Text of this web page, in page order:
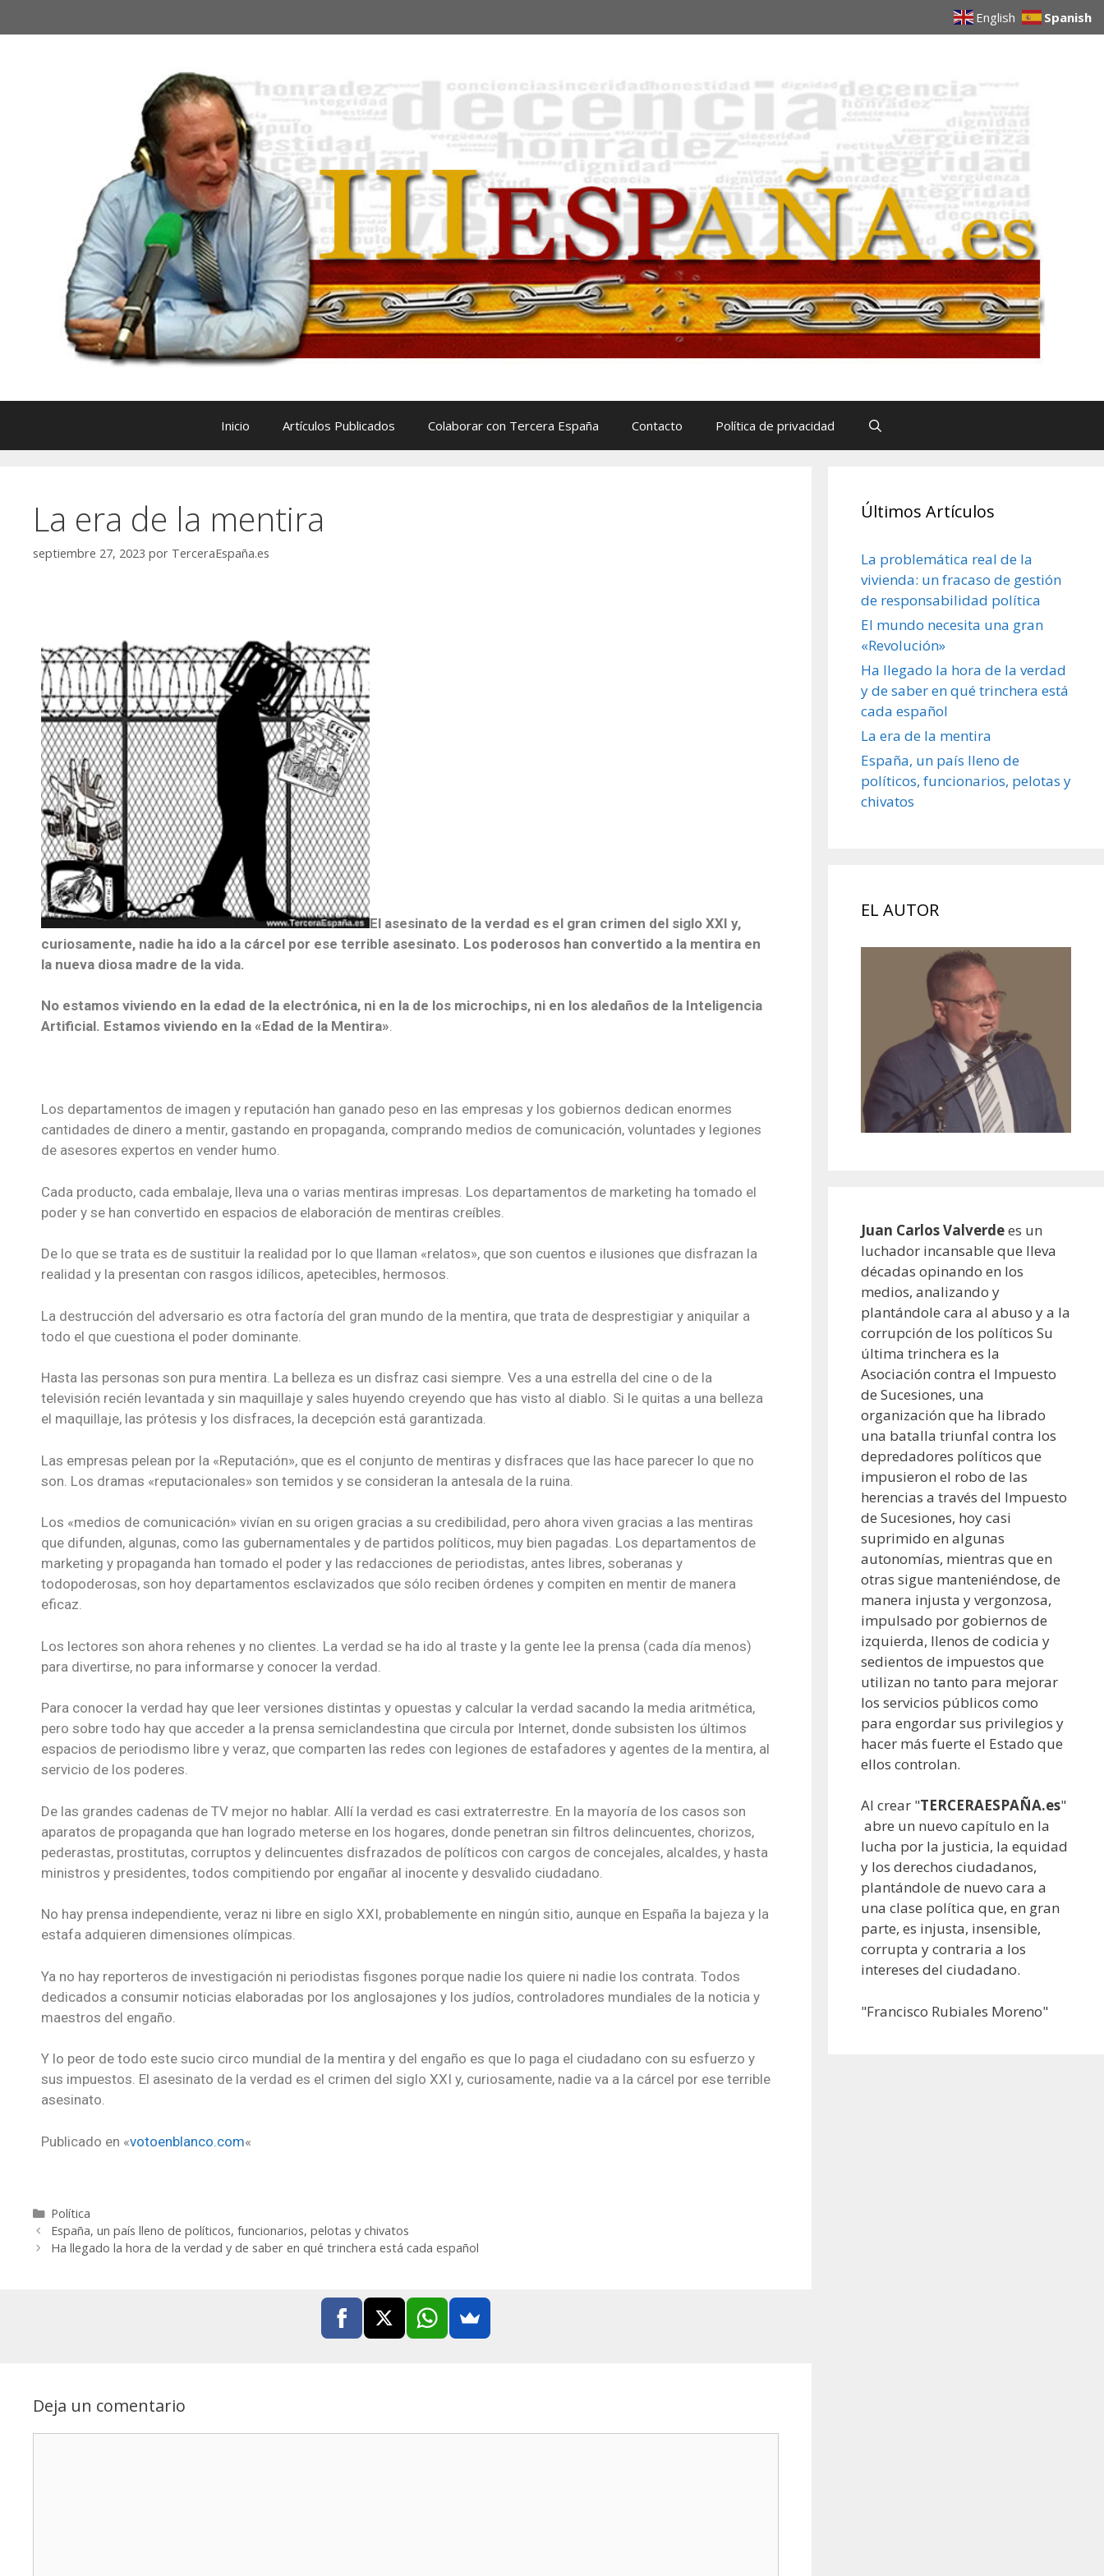
English Spanish
Inicio Artículos Publicados Colaborar con Tercera España Contacto Política de privacidad
La era de la mentira
septiembre 27, 2023 por TerceraEspaña.es
El asesinato de la verdad es el gran crimen del siglo XXI y,
curiosamente, nadie ha ido a la cárcel por ese terrible asesinato. Los poderosos han convertido a la mentira en
la nueva diosa madre de la vida.
No estamos viviendo en la edad de la electrónica, ni en la de los microchips, ni en los aledaños de la Inteligencia
Artificial. Estamos viviendo en la «Edad de la Mentira».
Los departamentos de imagen y reputación han ganado peso en las empresas y los gobiernos dedican enormes
cantidades de dinero a mentir, gastando en propaganda, comprando medios de comunicación, voluntades y legiones
de asesores expertos en vender humo.
Cada producto, cada embalaje, lleva una o varias mentiras impresas. Los departamentos de marketing ha tomado el
poder y se han convertido en espacios de elaboración de mentiras creíbles.
De lo que se trata es de sustituir la realidad por lo que llaman «relatos», que son cuentos e ilusiones que disfrazan la
realidad y la presentan con rasgos idílicos, apetecibles, hermosos.
La destrucción del adversario es otra factoría del gran mundo de la mentira, que trata de desprestigiar y aniquilar a
todo el que cuestiona el poder dominante.
Hasta las personas son pura mentira. La belleza es un disfraz casi siempre. Ves a una estrella del cine o de la
televisión recién levantada y sin maquillaje y sales huyendo creyendo que has visto al diablo. Si le quitas a una belleza
el maquillaje, las prótesis y los disfraces, la decepción está garantizada.
Las empresas pelean por la «Reputación», que es el conjunto de mentiras y disfraces que las hace parecer lo que no
son. Los dramas «reputacionales» son temidos y se consideran la antesala de la ruina.
Los «medios de comunicación» vivían en su origen gracias a su credibilidad, pero ahora viven gracias a las mentiras
que difunden, algunas, como las gubernamentales y de partidos políticos, muy bien pagadas. Los departamentos de
marketing y propaganda han tomado el poder y las redacciones de periodistas, antes libres, soberanas y
todopoderosas, son hoy departamentos esclavizados que sólo reciben órdenes y compiten en mentir de manera
eficaz.
Los lectores son ahora rehenes y no clientes. La verdad se ha ido al traste y la gente lee la prensa (cada día menos)
para divertirse, no para informarse y conocer la verdad.
Para conocer la verdad hay que leer versiones distintas y opuestas y calcular la verdad sacando la media aritmética,
pero sobre todo hay que acceder a la prensa semiclandestina que circula por Internet, donde subsisten los últimos
espacios de periodismo libre y veraz, que comparten las redes con legiones de estafadores y agentes de la mentira, al
servicio de los poderes.
De las grandes cadenas de TV mejor no hablar. Allí la verdad es casi extraterrestre. En la mayoría de los casos son
aparatos de propaganda que han logrado meterse en los hogares, donde penetran sin filtros delincuentes, chorizos,
pederastas, prostitutas, corruptos y delincuentes disfrazados de políticos con cargos de concejales, alcaldes, y hasta
ministros y presidentes, todos compitiendo por engañar al inocente y desvalido ciudadano.
No hay prensa independiente, veraz ni libre en siglo XXI, probablemente en ningún sitio, aunque en España la bajeza y la
estafa adquieren dimensiones olímpicas.
Ya no hay reporteros de investigación ni periodistas fisgones porque nadie los quiere ni nadie los contrata. Todos
dedicados a consumir noticias elaboradas por los anglosajones y los judíos, controladores mundiales de la noticia y
maestros del engaño.
Y lo peor de todo este sucio circo mundial de la mentira y del engaño es que lo paga el ciudadano con su esfuerzo y
sus impuestos. El asesinato de la verdad es el crimen del siglo XXI y, curiosamente, nadie va a la cárcel por ese terrible
asesinato.
Publicado en «votoenblanco.com«
Política
España, un país lleno de políticos, funcionarios, pelotas y chivatos
Ha llegado la hora de la verdad y de saber en qué trinchera está cada español
Deja un comentario
Últimos Artículos
La problemática real de la
vivienda: un fracaso de gestión
de responsabilidad política
El mundo necesita una gran
«Revolución»
Ha llegado la hora de la verdad
y de saber en qué trinchera está
cada español
La era de la mentira
España, un país lleno de
políticos, funcionarios, pelotas y
chivatos
EL AUTOR
Juan Carlos Valverdees un
luchador incansable que lleva
décadas opinando en los
medios, analizando y
plantándole cara al abuso y a la
corrupción de los políticos Su
última trinchera es la
Asociación contra el Impuesto
de Sucesiones, una
organización que ha librado
una batalla triunfal contra los
depredadores políticos que
impusieron el robo de las
herencias a través del Impuesto
de Sucesiones, hoy casi
suprimido en algunas
autonomías, mientras que en
otras sigue manteniéndose, de
manera injusta y vergonzosa,
impulsado por gobiernos de
izquierda, llenos de codicia y
sedientos de impuestos que
utilizan no tanto para mejorar
los servicios públicos como
para engordar sus privilegios y
hacer más fuerte el Estado que
ellos controlan.
Al crear "TERCERAESPAÑA.es"
abre un nuevo capítulo en la
lucha por la justicia, la equidad
y los derechos ciudadanos,
plantándole de nuevo cara a
una clase política que, en gran
parte, es injusta, insensible,
corrupta y contraria a los
intereses del ciudadano.
"Francisco Rubiales Moreno"